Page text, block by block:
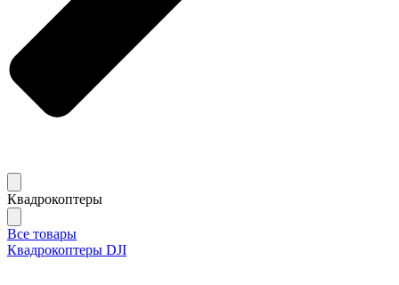
Квадрокоптеры
Все товары
Квадрокоптеры DJI